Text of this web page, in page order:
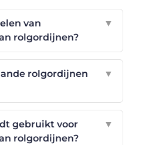
van
rolgordijnen?
▼
rolgordijnen
▼
gebruikt voor
rolgordijnen?
▼